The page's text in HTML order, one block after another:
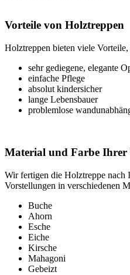
Vorteile von Holztreppen
Holztreppen bieten viele
sehr gediegene, elegante
einfache Pflege
absolut kindersicher
lange Lebensbauer
problemlose
Material und Farbe Ihrer
Wir fertigen die Holztreppe nach
Vorstellungen in verschiedenen
Buche
Ahorn
Esche
Eiche
Kirsche
Mahagoni
Gebeizt